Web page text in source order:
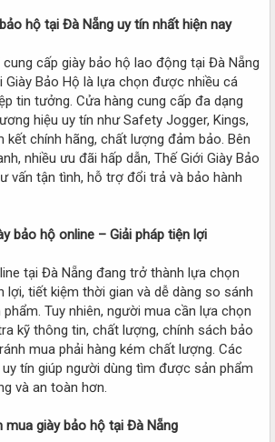
hộ tại Đà Nẵng uy tín nhất hiện nay
cấp giày bảo hộ lao động tại Đà Nẵng
Giày Bảo Hộ là lựa chọn được nhiều cá
tin tưởng. Cửa hàng cung cấp đa dạng
hiệu uy tín như Safety Jogger, Kings,
kết chính hãng, chất lượng đảm bảo. Bên
nhiều ưu đãi hấp dẫn, Thế Giới Giày Bảo
vấn tận tình, hỗ trợ đổi trả và bảo hành
bảo hộ online – Giải pháp tiện lợi
tại Đà Nẵng đang trở thành lựa chọn
lợi, tiết kiệm thời gian và dễ dàng so sánh
Tuy nhiên, người mua cần lựa chọn
kỹ thông tin, chất lượng, chính sách bảo
mua phải hàng kém chất lượng. Các
tín giúp người dùng tìm được sản phẩm
và an toàn hơn.
mua giày bảo hộ tại Đà Nẵng